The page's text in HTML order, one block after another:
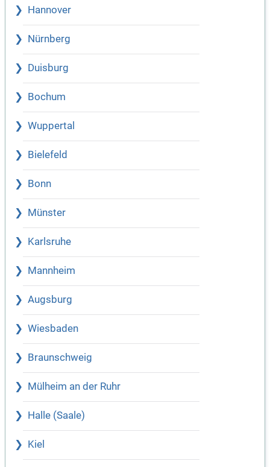
Hannover
Nürnberg
Duisburg
Bochum
Wuppertal
Bielefeld
Bonn
Münster
Karlsruhe
Mannheim
Augsburg
Wiesbaden
Braunschweig
Mülheim an der Ruhr
Halle (Saale)
Kiel